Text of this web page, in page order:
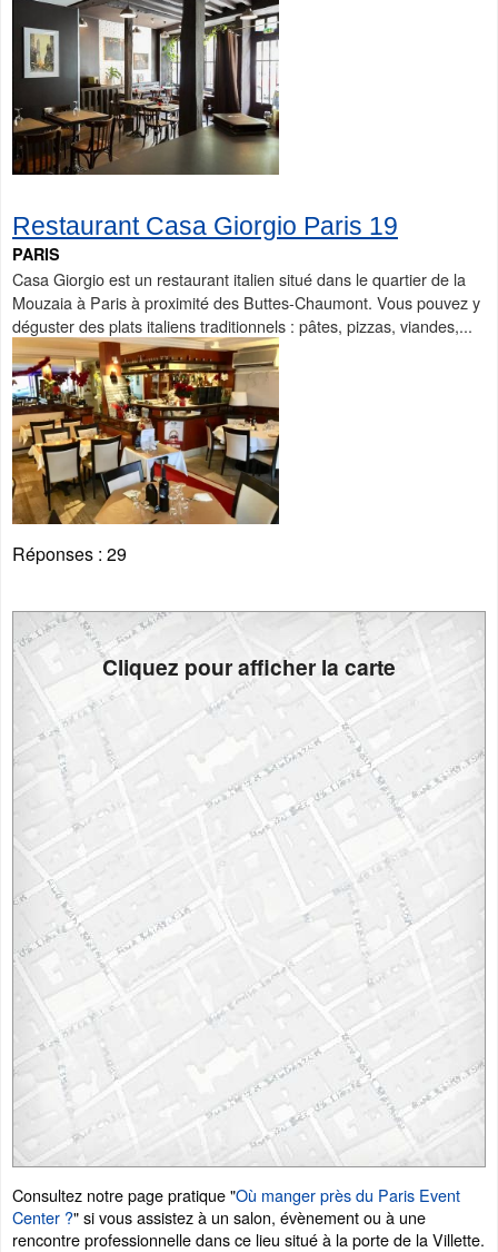
Restaurant Casa Giorgio Paris 19
PARIS
Casa Giorgio est un restaurant italien situé dans le quartier de la
Mouzaia à Paris à proximité des Buttes-Chaumont. Vous pouvez y
déguster des plats italiens traditionnels : pâtes, pizzas, viandes,...
Réponses : 29
Cliquez pour afficher la carte
Consultez notre page pratique "Où manger près du Paris Event
Center ?" si vous assistez à un salon, évènement ou à une
rencontre professionnelle dans ce lieu situé à la porte de la Villette.